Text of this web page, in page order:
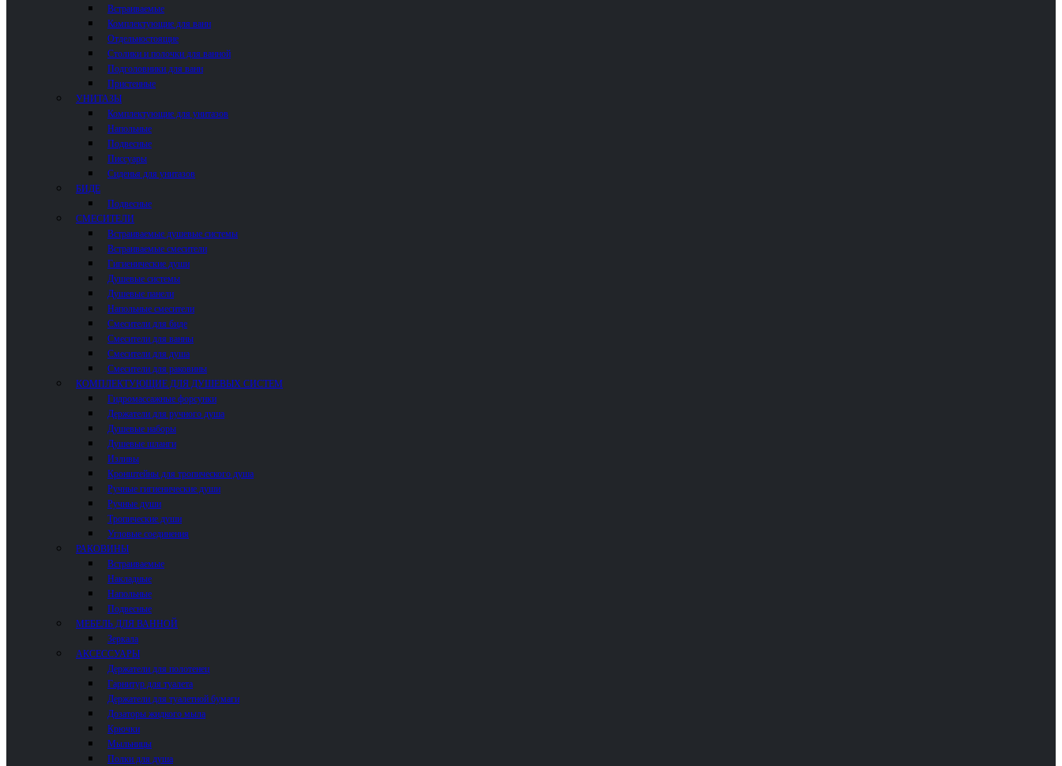
Встраиваемые
Комплектующие для ванн
Отдельностоящие
Столики и полочки для ванной
Подголовники для ванн
Пристенные
УНИТАЗЫ
Комплектующие для унитазов
Напольные
Подвесные
Писсуары
Сиденья для унитазов
БИДЕ
Подвесные
СМЕСИТЕЛИ
Встраиваемые душевые системы
Встраиваемые смесители
Гигиенические души
Душевые системы
Душевые панели
Напольные смесители
Смесители для биде
Смесители для ванны
Смесители для душа
Смесители для раковины
КОМПЛЕКТУЮЩИЕ ДЛЯ ДУШЕВЫХ СИСТЕМ
Гидромассажные форсунки
Держатели для ручного душа
Душевые наборы
Душевые шланги
Изливы
Кронштейны для тропического душа
Ручные гигиенические души
Ручные души
Тропические души
Угловые соединения
РАКОВИНЫ
Встраиваемые
Накладные
Напольные
Подвесные
МЕБЕЛЬ ДЛЯ ВАННОЙ
Зеркала
АКСЕССУАРЫ
Держатели для полотенец
Гарнитур для туалета
Держатели для туалетной бумаги
Дозаторы жидкого мыла
Крючки
Мыльницы
Полки для душа